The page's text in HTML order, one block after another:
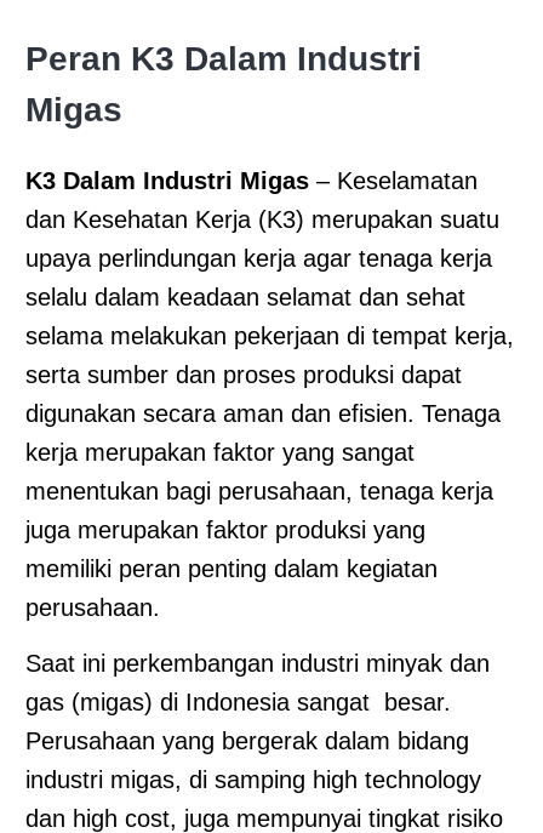
Peran K3 Dalam Industri
Migas
K3 Dalam Industri Migas – Keselamatan
dan Kesehatan Kerja (K3) merupakan suatu
upaya perlindungan kerja agar tenaga kerja
selalu dalam keadaan selamat dan sehat
selama melakukan pekerjaan di tempat kerja,
serta sumber dan proses produksi dapat
digunakan secara aman dan efisien. Tenaga
kerja merupakan faktor yang sangat
menentukan bagi perusahaan, tenaga kerja
juga merupakan faktor produksi yang
memiliki peran penting dalam kegiatan
perusahaan.
Saat ini perkembangan industri minyak dan
gas (migas) di Indonesia sangat besar.
Perusahaan yang bergerak dalam bidang
industri migas, di samping high technology
dan high cost, juga mempunyai tingkat risiko